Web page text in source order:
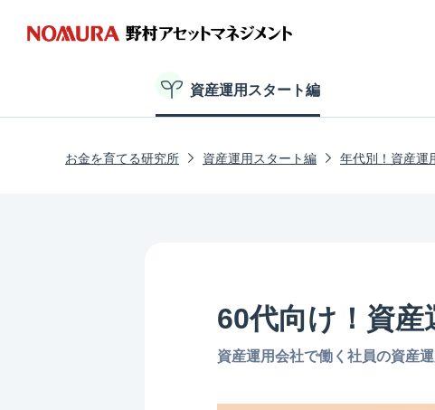
資産運用スタート編
お金を育てる研究所 資産運用スタート編 年代別！資産運
60代向け！資
資産運用会社で働く社員の資産